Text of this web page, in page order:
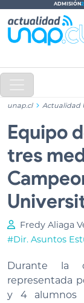
ADMISIÓN
unap.cl Actualidad
Equipo
tres
Fredy Aliaga
#Dir. Asuntos
Durante la
representada
y 4 alumnos